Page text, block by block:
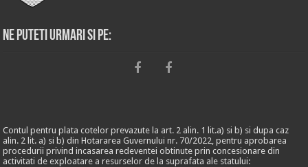
Ne puteti urmari si pe:
Contul pentru plata cotelor prevazute la art. 2 alin. 1 lit.a) si b) si dupa caz
alin. 2 lit. a) si b) din Hotararea Guvernului nr. 70/2022, pentru aprobarea
procedurii privind incasarea redeventei obtinute prin concesionare din
activitati de exploatare a resurselor de la suprafata ale statului: